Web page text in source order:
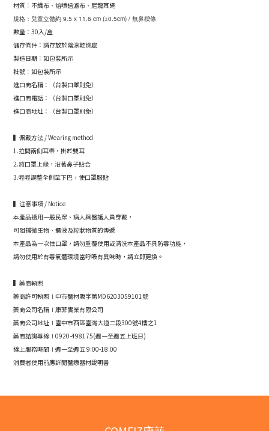
材質：不織布、熔噴過濾布、尼龍耳繩
規格：兒童立體約 9.5 x 11.6 cm (±0.5cm) / 無鼻樑條
數量：30入/盒
儲存條件：請存放於陰涼乾燥處
製造日期：如包裝所示
批號：如包裝所示
進口商名稱：（台製口罩則免）
進口商電話：（台製口罩則免）
進口商地址：（台製口罩則免）
▍佩戴方法 / Wearing method
1.拉開兩側耳帶，掛於雙耳
2.將口罩上緣，沿著鼻子貼合
3.輕輕調整全側至下巴，使口罩服貼
▍注意事項 / Notice
本產品適用一般民眾、病人與醫護人員穿戴，
可阻擋微生物、體液及粒狀物質的傳遞
本產品為一次性口罩，請勿重覆使用或清洗本產品不具防毒功能，
請勿使用於有毒氣體環境當呼吸有異味時，請立即更換。
▍藥商執照
藥商許可執照∣中市醫材販字第MD6203059101號
藥商公司名稱∣康菲實業有限公司
藥商公司地址∣臺中市西區臺灣大道二段300號4樓之1
藥商諮詢專線∣0920-498175(週一至週五上班日)
線上服務時間∣週一至週五 9:00-18:00
消費者使用前應詳閱醫療器材說明書